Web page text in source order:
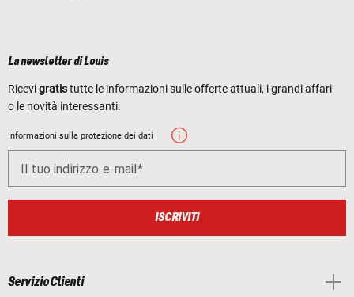
La newsletter di Louis
Ricevigratistutte le informazioni sulle offerte attuali, i grandi affari
o le novità interessanti.
Informazioni sulla protezione dei dati
Il tuo indirizzo e-mail
ISCRIVITI
Servizio Clienti